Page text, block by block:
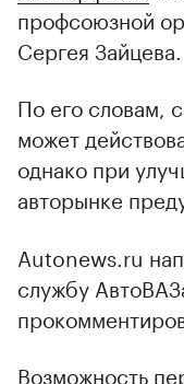
профсоюзной
Сергея Зайцева.
По его словам,
может
однако при
авторынке
Autonews.ru
службу
Возможность